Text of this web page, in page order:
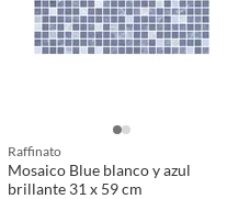
Raffinato
Mosaico Blue blanco y azul
brillante 31 x 59 cm